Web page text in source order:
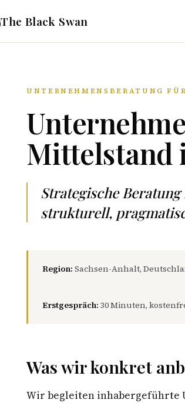
The Black Swan
UNTERNEHMENSBERATUNG
Mittelstand
Strategische
strukturell,
Region: Sachsen-Anhalt,
Erstgespräch: 30 Minuten,
Was wir konkret
Wir begleiten inhabergeführte